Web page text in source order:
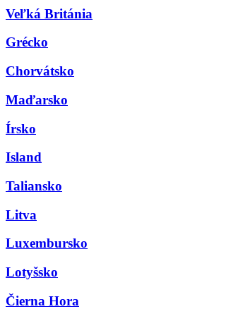
Veľká Británia
Grécko
Chorvátsko
Maďarsko
Írsko
Island
Taliansko
Litva
Luxembursko
Lotyšsko
Čierna Hora